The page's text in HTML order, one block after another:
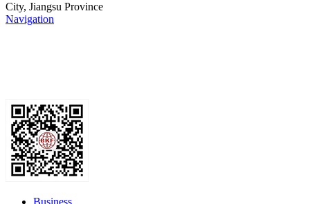
City, Jiangsu Province
Navigation
Business